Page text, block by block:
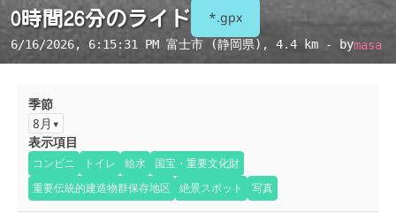
0時間26分のライド *.gpx
6/16/2026, 6:15:31 PM 富士市 (静岡県) , 4.4 km - bymasa
季節
8月
表示項目
コンビニ トイレ 給水
国宝・重要文化財
重要伝統的建造物群保存地区
絶景スポット 写真